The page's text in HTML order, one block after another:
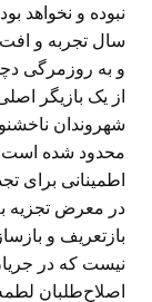
نبوده و نخواهد
سال تجربه و افت
و به روزمرگی
از یک بازیگر
شهروندان
محدود شده است.
اطمینانی برای
در معرض تجزیه
بازتعریف و
نیست که در
اصلاح‌طلبان